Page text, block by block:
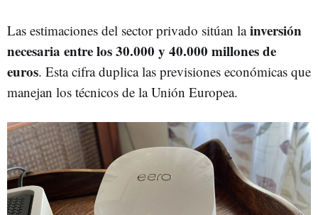
Las estimaciones del sector privado sitúan lainversión
necesaria entre los 30.000 y 40.000 millones de
euros. Esta cifra duplica las previsiones económicas que
manejan los técnicos de la Unión Europea.